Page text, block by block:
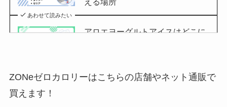
あわせて読みたい
アロエヨーグルトアイスはどこに
ZONeゼロカロリーはこちらの店舗やネット通販で
買えます！